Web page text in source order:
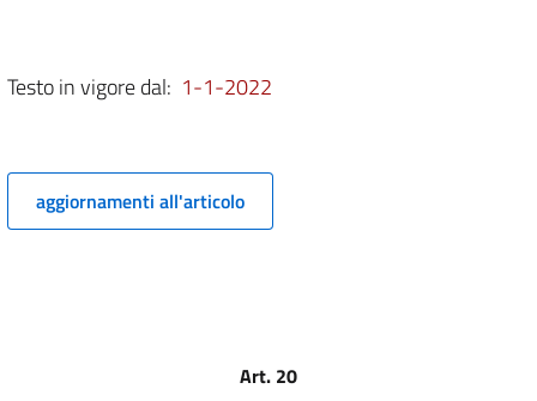
9
CAPO III
CAPO IV
Testo in vigore dal: 1-1-2022
aggiornamenti all'articolo
Art. 20